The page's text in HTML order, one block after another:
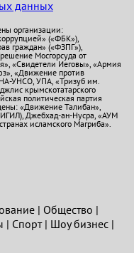
данных
организации:
(«ФБК»),
граждан» («ФЗПГ»),
Мосгорсуда от
«Свидетели Иеговы», «Армия
«Движение против
УНСО, УПА, «Тризуб им.
крымскотатарского
политическая партия
«Движение Талибан»,
ИГИЛ), Джебхад-ан-Нусра, «АУМ
исламского Магриба».
| Общество |
| Спорт| Шоу бизнес|